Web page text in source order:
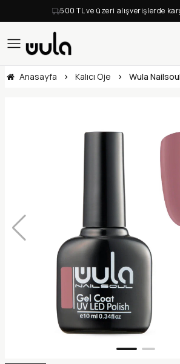
500 TL ve üzeri alışverişlerde
Anasayfa Kalıcı Oje Wula